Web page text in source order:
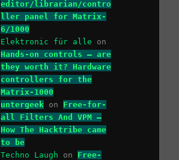
editor/librarian/contro
ller panel for Matrix-
6/1000
Elektronic für alle on
Hands-on controls – are
they worth it? Hardware
controllers for the
Matrix-1000
untergeek on Free-for-
all Filters And VPM –
How The Hacktribe came
to be
Techno Laugh on Free-